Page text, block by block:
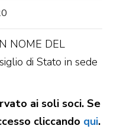
NOME DEL
di Stato in sede
ai soli soci. Se
cliccando qui.